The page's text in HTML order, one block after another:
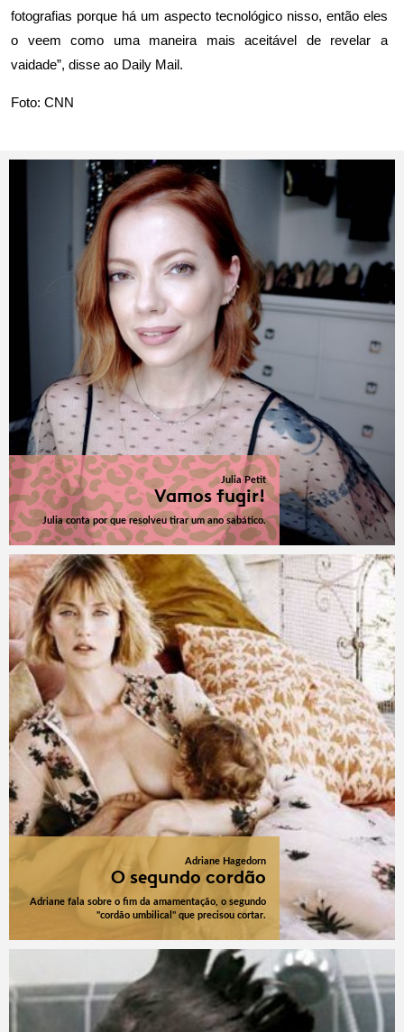
fotografias porque há um aspecto tecnológico nisso, então eles
o veem como uma maneira mais aceitável de revelar a
vaidade”, disse ao Daily Mail.
Foto: CNN
Julia Petit
Vamos fugir!
Julia conta por que resolveu tirar um ano sabático.
Adriane Hagedorn
O segundo cordão
Adriane fala sobre o fim da amamentação, o segundo
"cordão umbilical" que precisou cortar.